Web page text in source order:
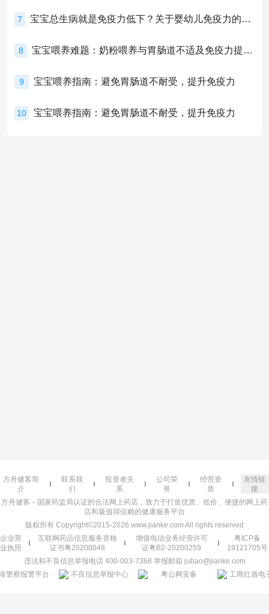
7 宝宝总生病就是免疫力低下？关于婴幼儿免疫力的真相，家长必须了解！
8 宝宝喂养难题：奶粉喂养与胃肠道不适及免疫力提升的奥秘
9 宝宝喂养指南：避免胃肠道不耐受，提升免疫力
10 宝宝喂养指南：避免胃肠道不耐受，提升免疫力
方舟健客简
介
联系我
们
投资者关
系
公司荣
誉
经营资
质
友情链
接
方舟健客－国家药监局认证的合法网上药店，致力于打造优质、低价、便捷的网上药
店和最值得信赖的健康服务平台
版权所有 Copyright©2015-2026 www.jianke.com All rights reserved
企业营
业执照
互联网药品信息服务资格
证书粤20200048
增值电信业务经营许可
证粤B2-20200259
粤ICP备
19121705号
违法和不良信息举报电话 400-003-7368 举报邮箱 jubao@jianke.com